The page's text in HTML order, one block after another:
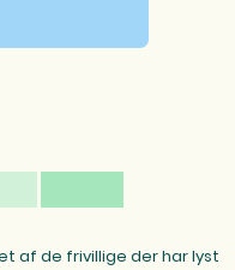
af de frivillige der har lyst